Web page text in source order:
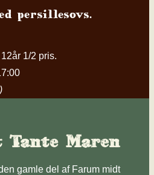
persillesovs.
1/2 pris.
Tante Maren
gamle del af Farum midt